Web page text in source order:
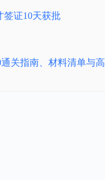
签证10天获批
关指南、材料清单与高